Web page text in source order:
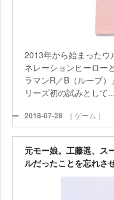
2013年から始まったウ
ネレーションヒーロー
ラマンR／B（ルーブ
リーズ初の試みとして...
2018-07-28 ｜ゲーム｜
元モー娘。工藤遥、ス
ルだったことを忘れさ